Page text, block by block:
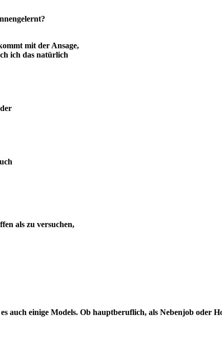
mit der Ansage,
ich das natürlich
als zu versuchen,
auch einige Models. Ob hauptberuflich, als Nebenjob